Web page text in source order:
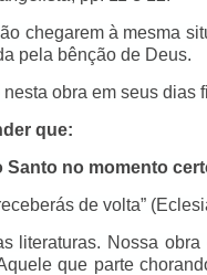
chegarem à mesma
pela bênção de Deus.
obra em seus dias
que:
no momento
de volta”
Nossa
que parte